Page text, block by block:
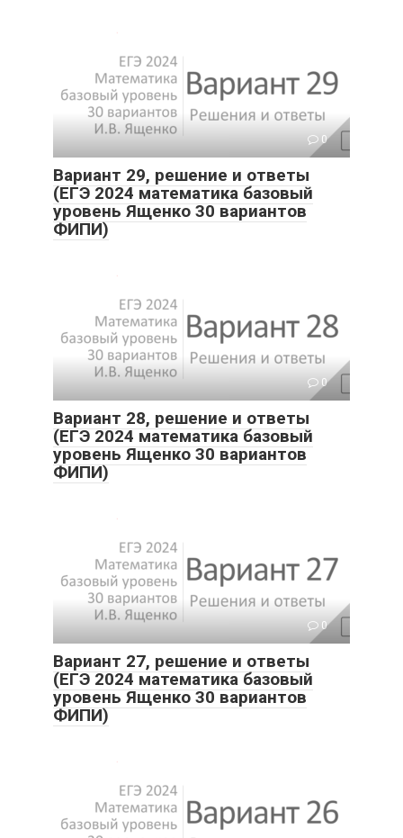
0
Вариант 29, решение и ответы
(ЕГЭ 2024 математика базовый
уровень Ященко 30 вариантов
ФИПИ)
0
Вариант 28, решение и ответы
(ЕГЭ 2024 математика базовый
уровень Ященко 30 вариантов
ФИПИ)
0
Вариант 27, решение и ответы
(ЕГЭ 2024 математика базовый
уровень Ященко 30 вариантов
ФИПИ)